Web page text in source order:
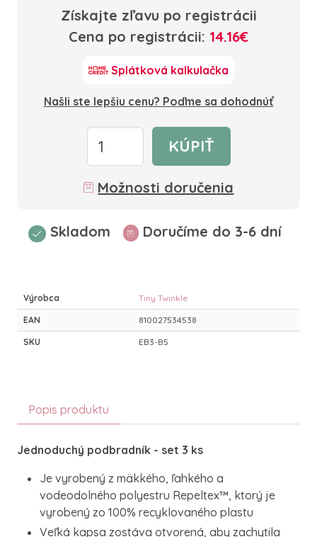
Získajte zľavu po registrácii
Cena po registrácii: 14.16€
Splátková kalkulačka
Našli ste lepšiu cenu? Poďme sa dohodnúť
KÚPIŤ
Možnosti doručenia
Skladom Doručíme do 3-6 dní
Výrobca Tiny Twinkle
EAN 810027534538
SKU EB3-B5
Popis produktu
Jednoduchý podbradník - set 3 ks
Je vyrobený z mäkkého, ľahkého a
vodeodolného polyestru Repeltex™, ktorý je
vyrobený zo 100% recyklovaného plastu
Veľká kapsa zostáva otvorená, aby zachytila